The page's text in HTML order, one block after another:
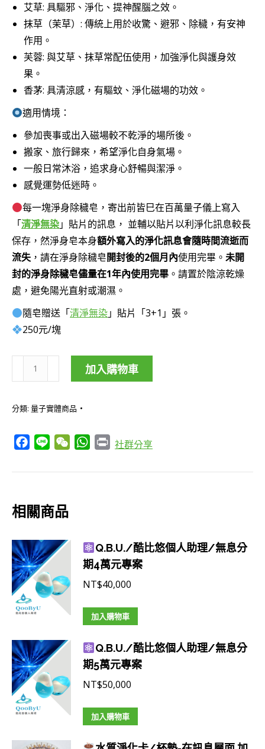
艾草: 具驅邪、淨化、提神醒腦之效。
抹草（茉草）: 傳統上用於收驚、避邪、除穢，有安神
作用。
芙蓉: 與艾草、抹草常配伍使用，加強淨化與護身效
果。
香茅: 具清涼感，有驅蚊、淨化磁場的功效。
適用情境：
參加喪事或出入磁場較不乾淨的場所後。
搬家、旅行歸來，希望淨化自身氣場。
一般日常沐浴，追求身心舒暢與潔淨。
感覺運勢低迷時。
每一塊淨身除穢皂，寄出前皆巳在百萬量子儀上寫入
「清淨無染」貼片的訊息， 並輔以貼片以利淨化訊息較長
保存，然淨身皂本身額外寫入的淨化訊息會隨時間流逝而
流失 ，請在淨身除穢皂開封後的2個月內使用完畢。 未開
封的淨身除穢皂儘量在1年內使用完畢 。請置於陰涼乾燥
處，避免陽光直射或潮濕。
隨皂贈送「清淨無染」貼片「3+1」張。
250元/塊
淨
除
皂
加入購物車
分類: 量子實體商品
Facebook
Line WeChatWhatsApp
Print
社群分享
相關商品
Q.B.U./酷比悠個人助理/無息分
期4萬元專案
NT$40,000
加入購物車
Q.B.U./酷比悠個人助理/無息分
期5萬元專案
NT$50,000
加入購物車